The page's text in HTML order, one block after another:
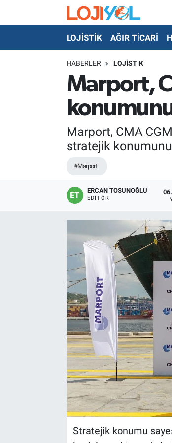
LOJİSTİK AĞIR TİCARİ
HABERLER LOJİSTİK
Marport,
Marport, CMA
stratejik
#Marport
ERCAN TOSUNOĞLU
EDITÖR
Stratejik konumu
OTO-TEST